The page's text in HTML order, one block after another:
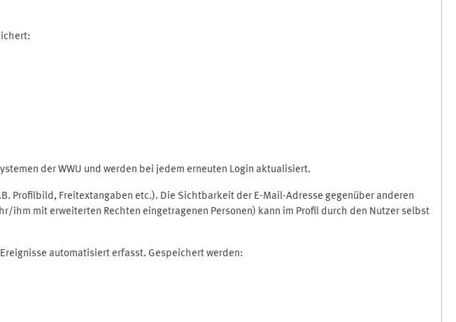
der WWU und werden bei jedem erneuten Login aktualisiert.
Profilbild, Freitextangaben etc.). Die Sichtbarkeit der E-Mail-Adresse gegenüber anderen
ihm mit erweiterten Rechten eingetragenen Personen) kann im Profil durch den Nutzer selbst
automatisiert erfasst. Gespeichert werden: